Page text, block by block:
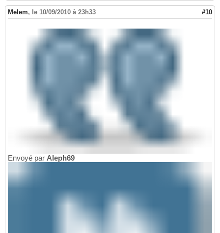
Melem, le 10/09/2010 à 23h33 #10
Envoyé par Aleph69